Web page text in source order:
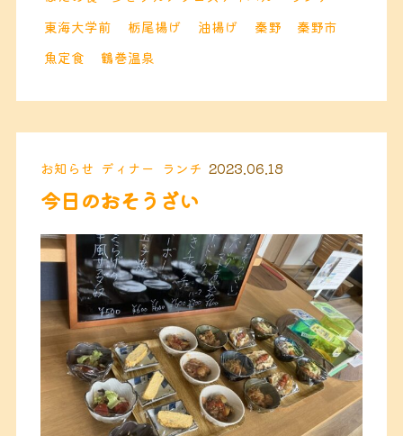
東海大学前
栃尾揚げ 油揚げ 秦野
秦野市
魚定食
鶴巻温泉
お知らせ ディナー ランチ 2023.06.18
今日のおそうざい